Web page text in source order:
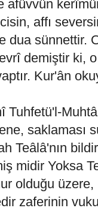
afüvvün
affı
dua sünnettir.
demiştir ki,
Kur'ân
Tuhfetü'l-
saklaması
Teâlâ'nın
midir Yoksa
olduğu üzere,
zaferinin